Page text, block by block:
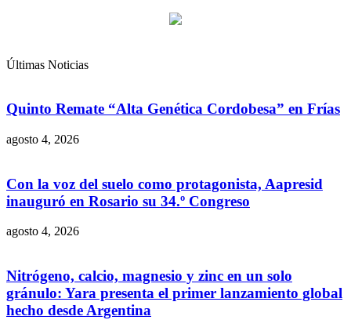
Últimas Noticias
Quinto Remate “Alta Genética Cordobesa” en Frías
agosto 4, 2026
Con la voz del suelo como protagonista, Aapresid
inauguró en Rosario su 34.º Congreso
agosto 4, 2026
Nitrógeno, calcio, magnesio y zinc en un solo
gránulo: Yara presenta el primer lanzamiento global
hecho desde Argentina